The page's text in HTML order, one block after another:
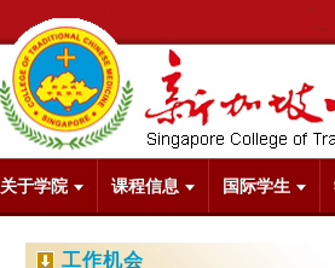
关于学院 课程信息 国际学生
工作机会